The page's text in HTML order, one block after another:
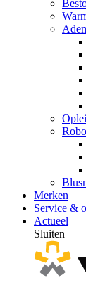
Merken
Service &
Actueel
Sluiten